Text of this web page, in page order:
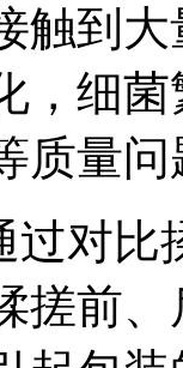
触到
，细
质量问
对比
搓前